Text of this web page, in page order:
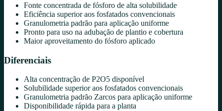
Fonte concentrada de fósforo de alta solubilidade
Eficiência superior aos fosfatados convencionais
Granulometria padrão para aplicação uniforme
Pronto para uso na adubação de plantio e cobertura
Maior aproveitamento do fósforo aplicado
Diferenciais
Alta concentração de P2O5 disponível
Solubilidade superior aos fosfatados convencionais
Granulometria padrão Zarcos para aplicação uniforme
Disponibilidade rápida para a planta